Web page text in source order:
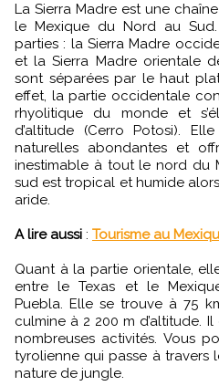
La Sierra Madre est une chaîne montagneuse qui traverse
le Mexique du Nord au
parties : la Sierra Madre
et la Sierra Madre orientale
sont séparées par le haut
effet, la partie occidentale
rhyolitique du monde et
d’altitude (Cerro Potosi).
naturelles abondantes et
inestimable à tout le nord du
sud est tropical et humide
aride.
A lire aussi : Tourisme au
Quant à la partie orientale,
entre le Texas et le
Puebla. Elle se trouve à 75
culmine à 2 200 m d’altitude.
nombreuses activités. Vous
tyrolienne qui passe à travers
nature de jungle.